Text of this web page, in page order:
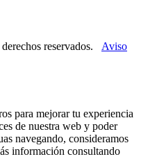
reservados. Aviso
para mejorar tu experiencia
de nuestra web y poder
navegando, consideramos
información consultando